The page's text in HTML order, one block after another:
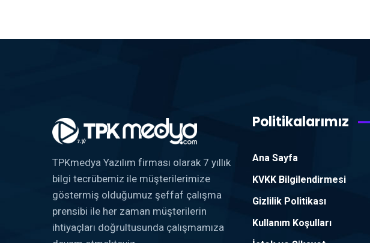
TPKmedya Yazılım firması olarak 7 yıllık
bilgi tecrübemiz ile müşterilerimize
göstermiş olduğumuz şeffaf çalışma
prensibi ile her zaman müşterilerin
ihtiyaçları doğrultusunda çalışmamıza
Politikalarımız
Ana Sayfa
KVKK Bilgilendirmesi
Gizlilik Politikası
Kullanım Koşulları